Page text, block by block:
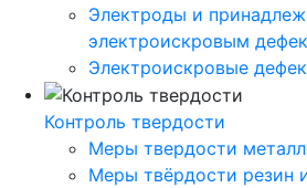
Электроды и
электроискровым
Электроискровые
Контроль твердости
Меры твердости
Меры твёрдости резин